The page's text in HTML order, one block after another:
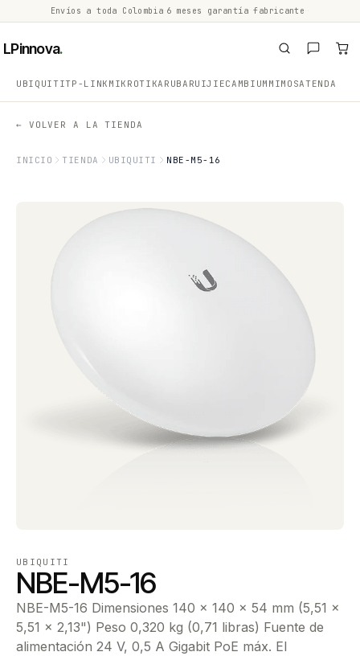
Envíos a toda Colombia 6 meses garantía fabricante
LPinnova.
UBIQUITITP-LINK MIKROTIKARUBA RUIJIECAMBIUM MIMOSATENDA
← VOLVER A LA TIENDA
INICIO TIENDA UBIQUITI NBE-M5-16
UBIQUITI
NBE-M5-16
NBE-M5-16 Dimensiones 140 x 140 x 54 mm (5,51 x
5,51 x 2,13") Peso 0,320 kg (0,71 libras) Fuente de
alimentación 24 V, 0,5 A Gigabit PoE máx. El